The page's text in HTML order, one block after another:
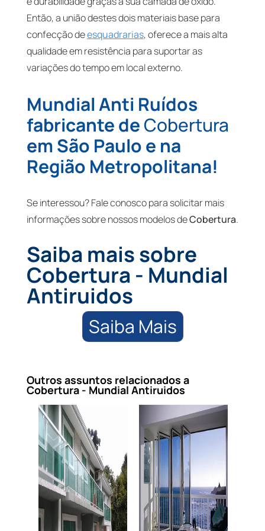
Então, a união destes dois materiais base para
confecção deesquadrarias, oferece a mais alta
qualidade em resistência para suportar as
variações do tempo em local externo.
Mundial Anti Ruídos
fabricante deCobertura
em São Paulo e na
Região Metropolitana!
Se interessou? Fale conosco para solicitar mais
informações sobre nossos modelos deCobertura.
Saiba mais sobre
Cobertura - Mundial
Antiruidos
Saiba Mais
Outros assuntos relacionados a
Cobertura - Mundial Antiruidos